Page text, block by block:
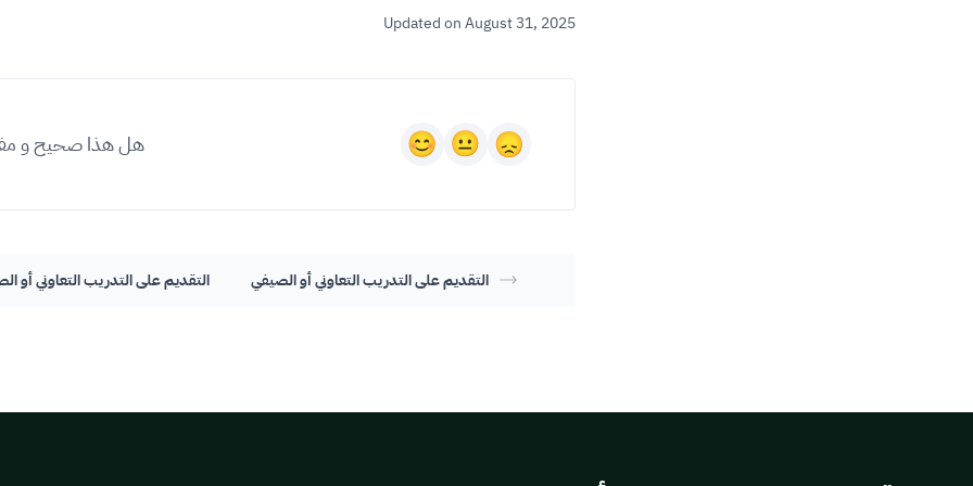
Updated on August 31, 2025
هل هذا صحيح و
التقديم على التدريب التعاوني أو التقديم على التدريب التعاوني أو الصيفي